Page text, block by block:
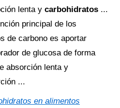
lenta y carbohidratos ...
principal de los
de carbono es aportar
de glucosa de forma
absorción lenta y
...
en alimentos